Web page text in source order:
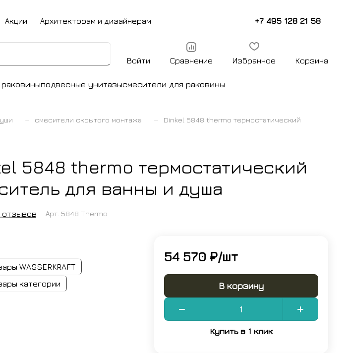
Акции Архитекторам и дизайнерам +7 495 128 21 58
Войти Сравнение Избранное Корзина
подвесные унитазысмесители для раковины
– смесители скрытого монтажа –
Dinkel 5848 thermo термостатический
5848 thermo термостатический
для ванны и душа
отзывов Арт. 5848 Thermo
WASSERKRAFT
категории
54 570 ₽/шт
В корзину
Купить в 1 клик